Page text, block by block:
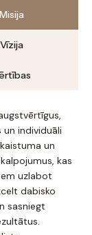
Misija
Vīzija
un individuāli
un
kas
uzlabot
dabisko
sasniegt